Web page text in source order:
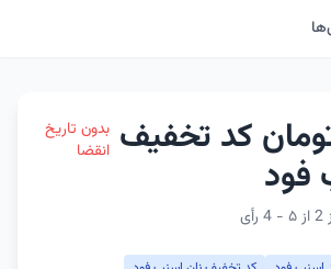
تومان کد تخفیف
فود
بدون تاریخ
انقضا